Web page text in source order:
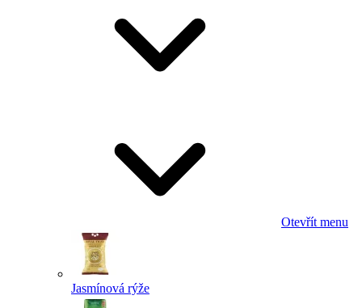
Otevřít menu
Jasmínová rýže